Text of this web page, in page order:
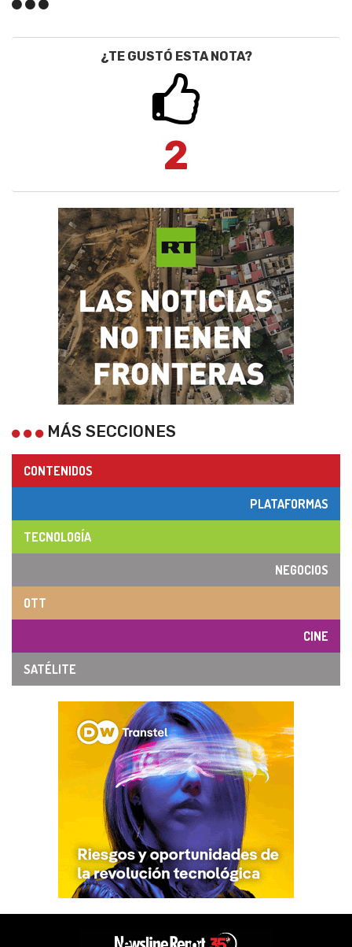
¿TE GUSTÓ ESTA NOTA?
2
MÁS SECCIONES
CONTENIDOS
PLATAFORMAS
TECNOLOGÍA
NEGOCIOS
OTT
CINE
SATÉLITE